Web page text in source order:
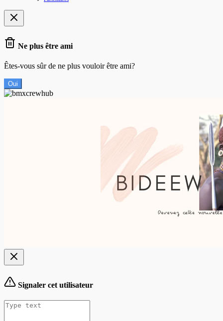
Ne plus être ami
Êtes-vous sûr de ne plus vouloir être ami?
Oui
Signaler cet utilisateur